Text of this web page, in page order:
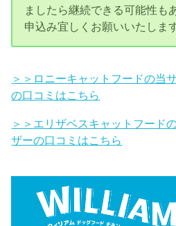
ましたら継続できる可能性も
申込み宜しくお願いいたしま
＞＞ロニーキャットフードの当
の口コミはこちら
＞＞エリザベスキャットフード
ザーの口コミはこちら